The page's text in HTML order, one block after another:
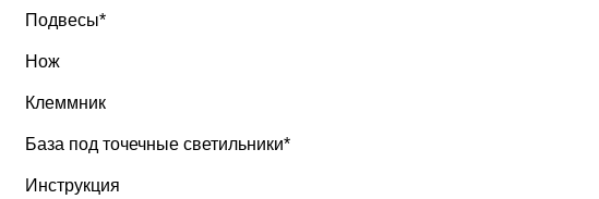
Подвесы*
Нож
Клеммник
База под точечные светильники*
Инструкция